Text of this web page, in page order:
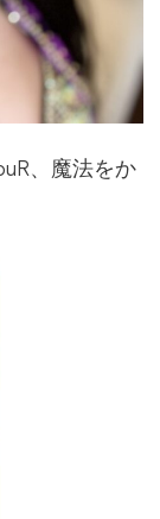
、魔法をか